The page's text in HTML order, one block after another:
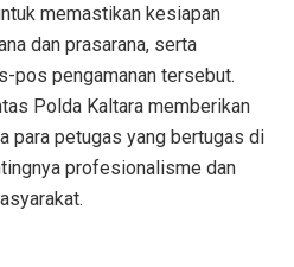
memastikan kesiapan
dan prasarana, serta
pos pengamanan tersebut.
Polda Kaltara memberikan
para petugas yang bertugas di
profesionalisme dan